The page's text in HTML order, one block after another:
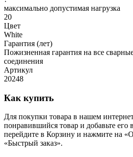
максимально допустимая нагрузка
20
Цвет
White
Гарантия (лет)
Пожизненная гарантия на все
соединения
Артикул
20248
Как купить
Для покупки товара в нашем
понравившийся товар и добавьте его
перейдите в Корзину и нажмите на
«Быстрый заказ».